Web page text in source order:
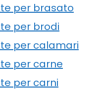
per brasato
per brodi
per calamari
per carne
per carni